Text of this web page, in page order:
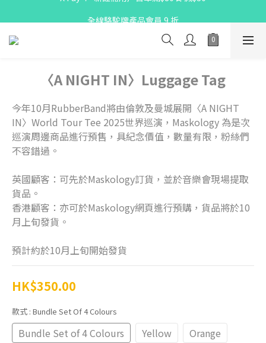
全線駱駝牌產品會員 9 折
購物折實滿$300可享免運費
〈A NIGHT IN〉Luggage Tag
今年10月RubberBand將由倫敦及曼城展開〈A NIGHT
IN〉World Tour Tee 2025世界巡演，Maskology 為是次
巡演周邊商品進行預售，具紀念價值，數量有限，粉絲們
不容錯過。
英國顧客：可先於Maskology訂貨，並於音樂會現場提取
貨品。
香港顧客：亦可於Maskology網頁進行預購，貨品將於10
月上旬發貨。
預計約於10月上旬開始發貨
HK$350.00
款式 : Bundle Set Of 4 Colours
Bundle Set of 4 Colours Yellow
Orange